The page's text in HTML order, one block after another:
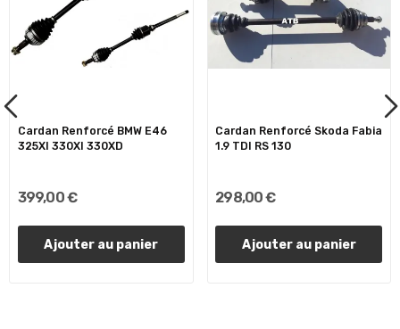
Cardan Renforcé BMW E46
325XI 330XI 330XD
399,00 €
Ajouter au panier
Cardan Renforcé Skoda Fabia
1.9 TDI RS 130
298,00 €
Ajouter au panier